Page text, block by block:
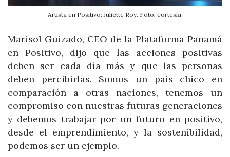
Artista en Positivo: Juliette Roy. Foto, cortesía.
Marisol Guizado, CEO de la Plataforma Panamá
en Positivo, dijo que las acciones positivas
deben ser cada día más y que las personas
deben percibirlas. Somos un país chico en
comparación a otras naciones, tenemos un
compromiso con nuestras futuras generaciones
y debemos trabajar por un futuro en positivo,
desde el emprendimiento, y la sostenibilidad,
podemos ser un ejemplo.